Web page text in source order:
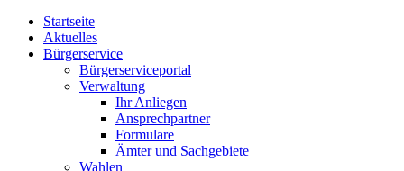
Startseite
Aktuelles
Bürgerservice
Bürgerserviceportal
Verwaltung
Ihr Anliegen
Ansprechpartner
Formulare
Ämter und Sachgebiete
Wahlen